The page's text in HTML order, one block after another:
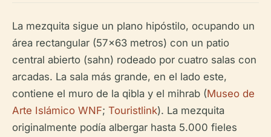
La mezquita sigue un plano hipóstilo, ocupando un
área rectangular (57x63 metros) con un patio
central abierto (sahn) rodeado por cuatro salas con
arcadas. La sala más grande, en el lado este,
contiene el muro de la qibla y el mihrab (Museo de
Arte Islámico WNF; Touristlink). La mezquita
originalmente podía albergar hasta 5.000 fieles